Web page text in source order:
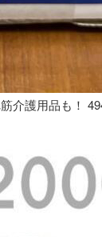
介護用品も！